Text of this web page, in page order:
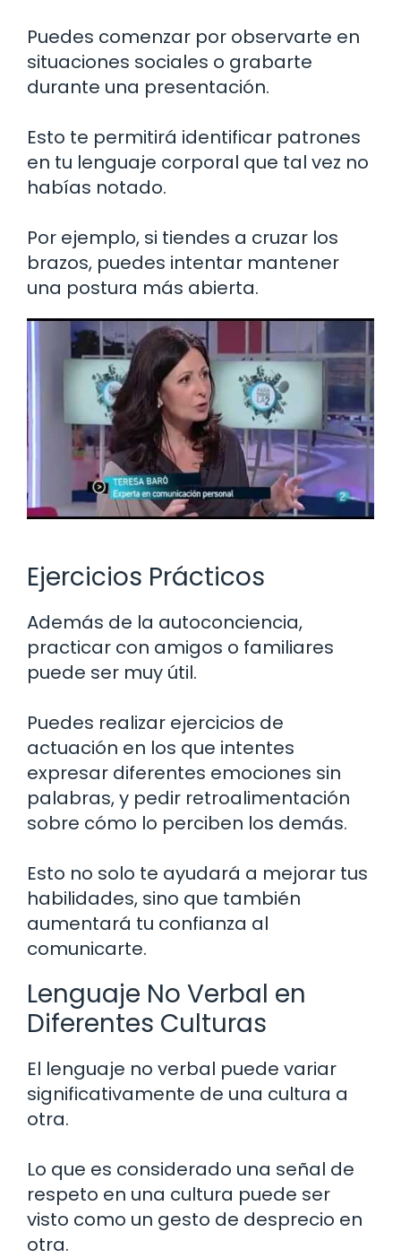
Puedes comenzar por observarte en
situaciones sociales o grabarte
durante una presentación.
Esto te permitirá identificar patrones
en tu lenguaje corporal que tal vez no
habías notado.
Por ejemplo, si tiendes a cruzar los
brazos, puedes intentar mantener
una postura más abierta.
Ejercicios Prácticos
Además de la autoconciencia,
practicar con amigos o familiares
puede ser muy útil.
Puedes realizar ejercicios de
actuación en los que intentes
expresar diferentes emociones sin
palabras, y pedir retroalimentación
sobre cómo lo perciben los demás.
Esto no solo te ayudará a mejorar tus
habilidades, sino que también
aumentará tu confianza al
comunicarte.
Lenguaje No Verbal en
Diferentes Culturas
El lenguaje no verbal puede variar
significativamente de una cultura a
otra.
Lo que es considerado una señal de
respeto en una cultura puede ser
visto como un gesto de desprecio en
otra.